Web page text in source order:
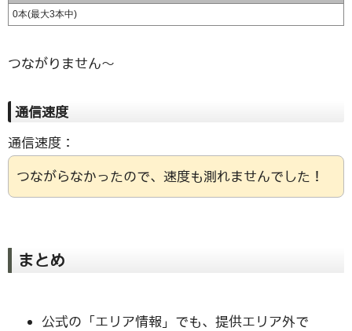
0本(最大3本中)
つながりません〜
通信速度
通信速度：
つながらなかったので、速度も測れませんでした！
まとめ
公式の「エリア情報」でも、提供エリア外で